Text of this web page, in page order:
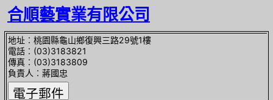
合順藝實業有限公司
地址︰桃園縣龜山鄉復興三路29號1樓
電話︰(03)3183821
傳真︰(03)3183809
負責人︰蔣國忠